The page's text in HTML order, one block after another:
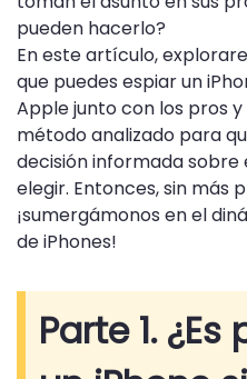
pueden hacerlo?
En este artículo,
que puedes espiar un
Apple junto con los pros
método analizado para
decisión informada sobre
elegir. Entonces, sin más
¡sumergámonos en el
de iPhones!
Parte 1.